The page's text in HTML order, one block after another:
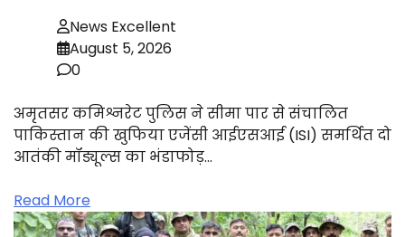
News Excellent
August 5, 2026
0
अमृतसर कमिश्नरेट पुलिस ने सीमा पार से संचालित
पाकिस्तान की खुफिया एजेंसी आईएसआई (ISI) समर्थित दो
आतंकी मॉड्यूल्स का भंडाफोड़…
Read More